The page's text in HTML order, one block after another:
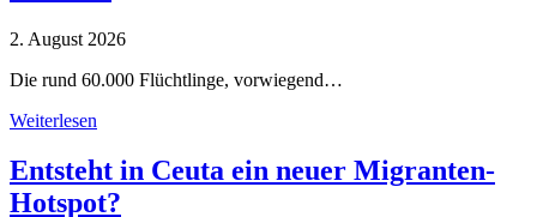
2. August 2026
Die rund 60.000 Flüchtlinge, vorwiegend…
Weiterlesen
Entsteht in Ceuta ein neuer Migranten-
Hotspot?